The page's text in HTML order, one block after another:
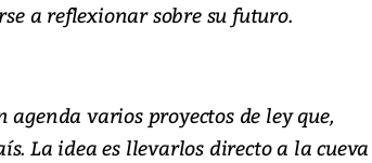
a reflexionar sobre su futuro.
varios proyectos de ley que,
La idea es llevarlos directo a la cueva